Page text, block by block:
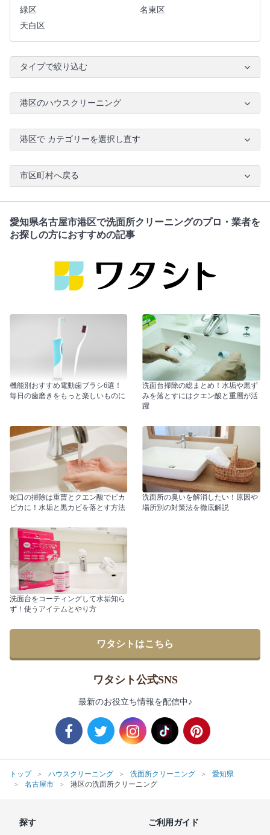
緑区
名東区
天白区
タイプで絞り込む
港区のハウスクリーニング
港区で カテゴリーを選択し直す
市区町村へ戻る
愛知県名古屋市港区で洗面所クリーニングのプロ・業者を
お探しの方におすすめの記事
機能別おすすめ電動歯ブラシ6選！
毎日の歯磨きをもっと楽しいものに
洗面台掃除の総まとめ！水垢や黒ず
みを落とすにはクエン酸と重層が活
躍
蛇口の掃除は重曹とクエン酸でピカ
ピカに！水垢と黒カビを落とす方法
洗面所の臭いを解消したい！原因や
場所別の対策法を徹底解説
洗面台をコーティングして水垢知ら
ず！使うアイテムとやり方
ワタシトはこちら
ワタシト公式SNS
最新のお役立ち情報を配信中♪
トップ ハウスクリーニング 洗面所クリーニング
愛知県
名古屋市
港区の洗面所クリーニング
探す ご利用ガイド